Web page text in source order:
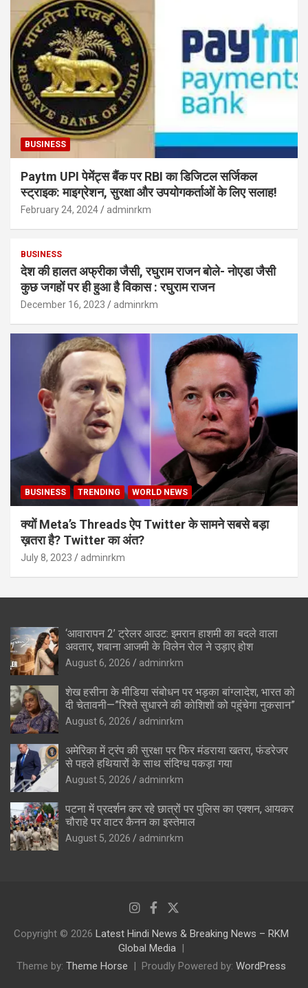
BUSINESS
Paytm UPI पेमेंट्स बैंक पर RBI का डिजिटल सर्जिकल
स्ट्राइक: माइग्रेशन, सुरक्षा और उपयोगकर्ताओं के लिए सलाह!
February 24, 2024 adminrkm
BUSINESS
देश की हालत अफ्रीका जैसी, रघुराम राजन बोले- नोएडा जैसी
कुछ जगहों पर ही हुआ है विकास : रघुराम राजन
December 16, 2023 adminrkm
BUSINESS TRENDING WORLD NEWS
क्यों Meta’s Threads ऐप Twitter के सामने सबसे बड़ा
ख़तरा है? Twitter का अंत?
July 8, 2023 adminrkm
‘आवारापन 2’ ट्रेलर आउट: इमरान हाशमी का बदले वाला
अवतार, शबाना आजमी के विलेन रोल ने उड़ाए होश
August 6, 2026 adminrkm
शेख हसीना के मीडिया संबोधन पर भड़का बांग्लादेश, भारत को
दी चेतावनी—”रिश्ते सुधारने की कोशिशों को पहुंचेगा नुकसान”
August 6, 2026 adminrkm
अमेरिका में ट्रंप की सुरक्षा पर फिर मंडराया खतरा, फंडरेजर
से पहले हथियारों के साथ संदिग्ध पकड़ा गया
August 5, 2026 adminrkm
पटना में प्रदर्शन कर रहे छात्रों पर पुलिस का एक्शन, आयकर
चौराहे पर वाटर कैनन का इस्तेमाल
August 5, 2026 adminrkm
Copyright © 2026 Latest Hindi News & Breaking News – RKM
Global Media
Theme by: Theme Horse Proudly Powered by: WordPress